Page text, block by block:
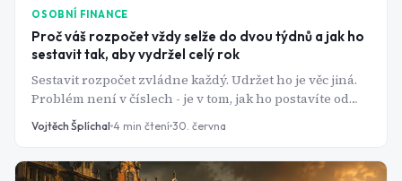
OSOBNÍ FINANCE
Proč váš rozpočet vždy selže do dvou týdnů a jak ho
sestavit tak, aby vydržel celý rok
Sestavit rozpočet zvládne každý. Udržet ho je věc jiná.
Problém není v číslech - je v tom, jak ho postavíte od
začátku. Tady je návod, který neskončí v šuplíku.
Vojtěch Šplíchal 4 min čtení 30. června